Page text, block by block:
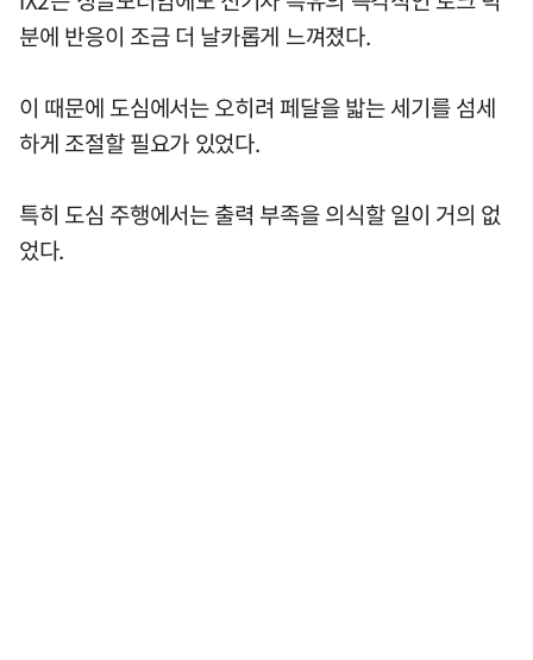
분에 반응이 조금 더 날카롭게 느껴졌다.
이 때문에 도심에서는 오히려 페달을 밟는 세기를 섬세
하게 조절할 필요가 있었다.
특히 도심 주행에서는 출력 부족을 의식할 일이 거의 없
었다.